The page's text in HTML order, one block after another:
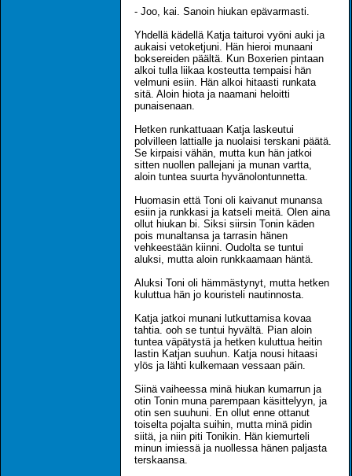
- Joo, kai. Sanoin hiukan epävarmasti.
Yhdellä kädellä Katja taituroi vyöni auki ja
aukaisi vetoketjuni. Hän hieroi munaani
boksereiden päältä. Kun Boxerien pintaan
alkoi tulla liikaa kosteutta tempaisi hän
velmuni esiin. Hän alkoi hitaasti runkata
sitä. Aloin hiota ja naamani heloitti
punaisenaan.
Hetken runkattuaan Katja laskeutui
polvilleen lattialle ja nuolaisi terskani päätä.
Se kirpaisi vähän, mutta kun hän jatkoi
sitten nuollen pallejani ja munan vartta,
aloin tuntea suurta hyvänolontunnetta.
Huomasin että Toni oli kaivanut munansa
esiin ja runkkasi ja katseli meitä. Olen aina
ollut hiukan bi. Siksi siirsin Tonin käden
pois munaltansa ja tarrasin hänen
vehkeestään kiinni. Oudolta se tuntui
aluksi, mutta aloin runkkaamaan häntä.
Aluksi Toni oli hämmästynyt, mutta hetken
kuluttua hän jo kouristeli nautinnosta.
Katja jatkoi munani lutkuttamisa kovaa
tahtia. ooh se tuntui hyvältä. Pian aloin
tuntea väpätystä ja hetken kuluttua heitin
lastin Katjan suuhun. Katja nousi hitaasi
ylös ja lähti kulkemaan vessaan päin.
Siinä vaiheessa minä hiukan kumarrun ja
otin Tonin muna parempaan käsittelyyn, ja
otin sen suuhuni. En ollut enne ottanut
toiselta pojalta suihin, mutta minä pidin
siitä, ja niin piti Tonikin. Hän kiemurteli
minun imiessä ja nuollessa hänen paljasta
terskaansa.